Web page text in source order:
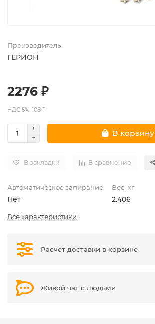
Производитель
ГЕРИОН
2276 ₽
НДС 5%: 108 ₽
В корзину
В закладки В сравнение
Автоматическое запирание
Нет
Вес, кг
2.406
Все характеристики
Расчет доставки в корзине
Живой чат с людьми